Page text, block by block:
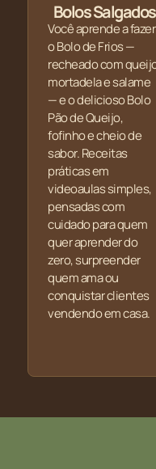
Bolos Salgados
Você aprende a fazer
o Bolo de Frios —
recheado com
mortadela e salame
— e o delicioso Bolo
Pão de Queijo,
fofinho e cheio de
sabor. Receitas
práticas em
videoaulas simples,
pensadas com
cuidado para quem
quer aprender do
zero, surpreender
quem ama ou
conquistar clientes
vendendo em casa.